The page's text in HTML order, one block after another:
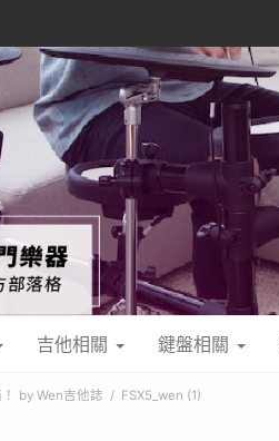
吉他相關 鍵盤相關
by Wen吉他誌 FSX5_wen (1)